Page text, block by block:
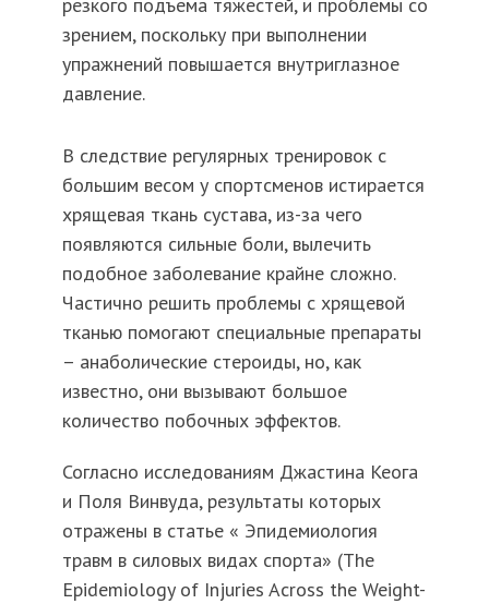
зрением, поскольку при выполнении
упражнений повышается внутриглазное
давление.
В следствие регулярных тренировок с
большим весом у спортсменов истирается
хрящевая ткань сустава, из-за чего
появляются сильные боли, вылечить
подобное заболевание крайне сложно.
Частично решить проблемы с хрящевой
тканью помогают специальные препараты
– анаболические стероиды, но, как
известно, они вызывают большое
количество побочных эффектов.
Согласно исследованиям Джастина Кеога
и Поля Винвуда, результаты которых
отражены в статье « Эпидемиология
травм в силовых видах спорта» (The
Epidemiology of Injuries Across the Weight-